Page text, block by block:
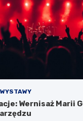
WYSTAWY
Wernisaż Marii